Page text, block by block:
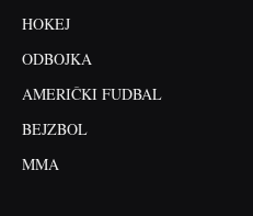
HOKEJ
ODBOJKA
AMERIČKI FUDBAL
BEJZBOL
MMA